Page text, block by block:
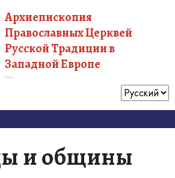
Архиепископия
Православных Церквей
Русской Традиции в
Западной Европе
и общины